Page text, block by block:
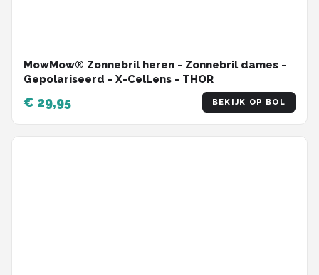
MowMow® Zonnebril heren - Zonnebril dames -
Gepolariseerd - X-CelLens - THOR
€ 29,95 BEKIJK OP BOL